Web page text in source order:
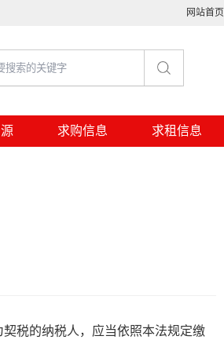
网站首页
求购信息 求租信息
税的纳税人，应当依照本法规定缴